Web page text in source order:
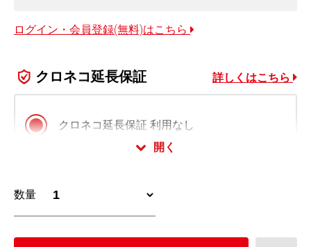
ログイン・会員登録(無料)はこちら
クロネコ延長保証 詳しくはこちら
クロネコ延長保証 利用なし
開く
数量